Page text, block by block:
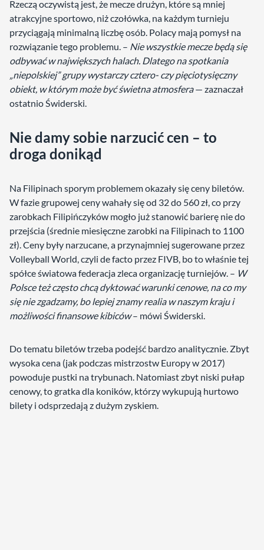
Rzeczą oczywistą jest, że mecze drużyn, które są mniej
atrakcyjne sportowo, niż czołówka, na każdym turnieju
przyciągają minimalną liczbę osób. Polacy mają pomysł na
rozwiązanie tego problemu. – Nie wszystkie mecze będą się
odbywać w największych halach. Dlatego na spotkania
„niepolskiej” grupy wystarczy cztero- czy pięciotysięczny
obiekt, w którym może być świetna atmosfera— zaznaczał
ostatnio Świderski.
Nie damy sobie narzucić cen – to
droga donikąd
Na Filipinach sporym problemem okazały się ceny biletów.
W fazie grupowej ceny wahały się od 32 do 560 zł, co przy
zarobkach Filipińczyków mogło już stanowić barierę nie do
przejścia (średnie miesięczne zarobki na Filipinach to 1100
zł). Ceny były narzucane, a przynajmniej sugerowane przez
Volleyball World, czyli de facto przez FIVB, bo to właśnie tej
spółce światowa federacja zleca organizację turniejów. – W
Polsce też często chcą dyktować warunki cenowe, na co my
się nie zgadzamy, bo lepiej znamy realia w naszym kraju i
możliwości finansowe kibiców– mówi Świderski.
Do tematu biletów trzeba podejść bardzo analitycznie. Zbyt
wysoka cena (jak podczas mistrzostw Europy w 2017)
powoduje pustki na trybunach. Natomiast zbyt niski pułap
cenowy, to gratka dla koników, którzy wykupują hurtowo
bilety i odsprzedają z dużym zyskiem.